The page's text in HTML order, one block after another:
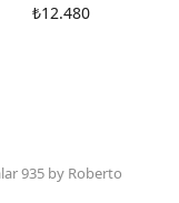
₺12.480
935 by Roberto